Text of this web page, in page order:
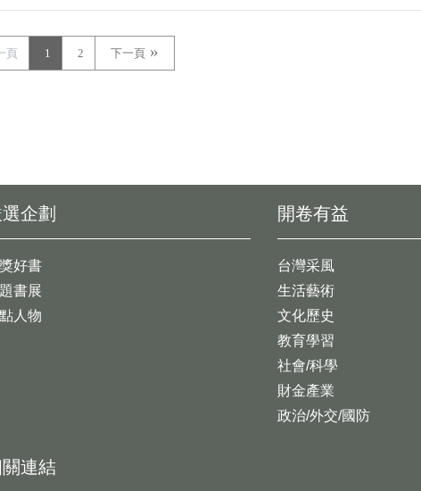
頁 1 2 下一頁
開卷有益
台灣采風
生活藝術
文化歷史
教育學習
社會/科學
財金產業
政治/外交/國防
企劃
好書
書展
人物
連結